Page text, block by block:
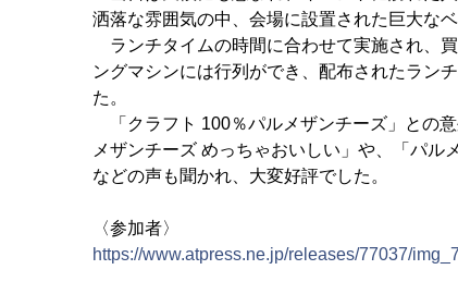
洒落な雰囲気の中、会場に設置された巨大な
ランチタイムの時間に合わせて実施され、
ングマシンには行列ができ、配布されたラン
た。
「クラフト 100％パルメザンチーズ」との
メザンチーズ めっちゃおいしい」や、「パル
などの声も聞かれ、大変好評でした。
〈参加者〉
https://www.atpress.ne.jp/releases/77037/